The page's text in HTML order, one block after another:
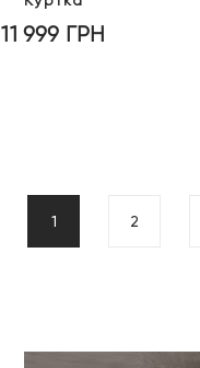
11 999 ГРН
1 2